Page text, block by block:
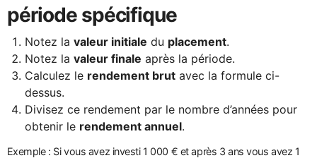
période spécifique
Notez lavaleur initiale du placement.
Notez lavaleur finale après la période.
Calculez le rendement brut avec la formule ci-
dessus.
Divisez ce rendement par le nombre d’années pour
obtenir le rendement annuel.
Exemple : Si vous avez investi 1 000 € et après 3 ans vous avez 1